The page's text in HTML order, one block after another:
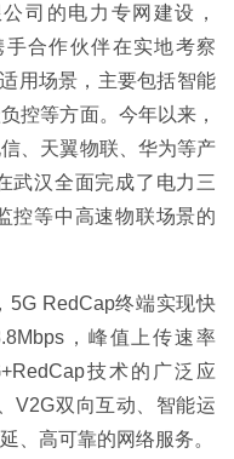
司的电力专网建设，
合作伙伴在实地考察
用场景，主要包括智能
控等方面。今年以来，
、天翼物联、华为等产
武汉全面完成了电力三
控等中高速物联场景的
5G RedCap终端实现快
，峰值上传速率
技术的广泛应
V2G双向互动、智能运
、高可靠的网络服务。